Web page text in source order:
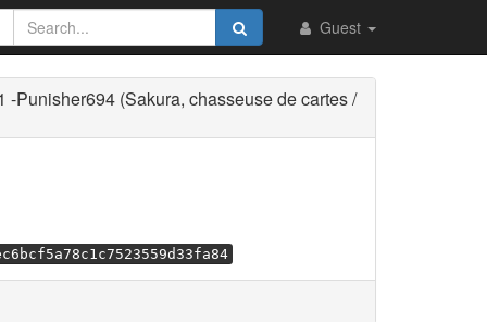
Guest
Punisher694 (Sakura, chasseuse de cartes /